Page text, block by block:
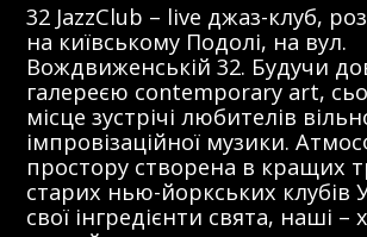
32 JazzClub – live джаз-клуб,
на київському Подолі, на вул.
Вождвиженській 32. Будучи
галереєю contemporary art,
місце зустрічі любителів
імпровізаційної музики.
простору створена в кращих
старих нью-йоркських клубів
свої інгредієнти свята, наші